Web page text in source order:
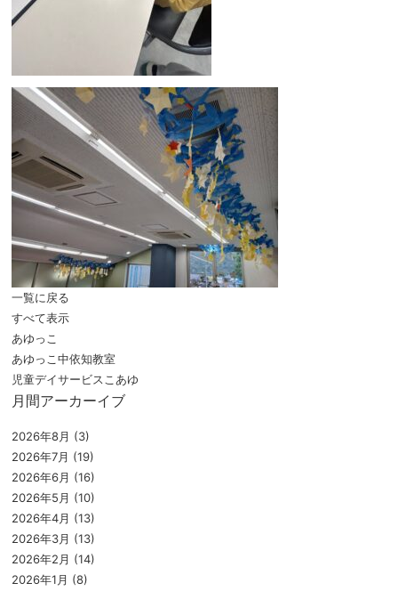
一覧に戻る
すべて表示
あゆっこ
あゆっこ中依知教室
児童デイサービスこあゆ
月間アーカーイブ
2026年8月 (3)
2026年7月 (19)
2026年6月 (16)
2026年5月 (10)
2026年4月 (13)
2026年3月 (13)
2026年2月 (14)
2026年1月 (8)